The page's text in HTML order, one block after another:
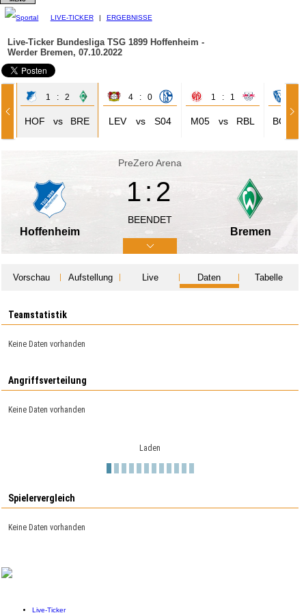
LIVE-TICKER | ERGEBNISSE
Live-Ticker Bundesliga TSG 1899 Hoffenheim -
Werder Bremen, 07.10.2022
1 : 2
HOF vs BRE
4 : 0
LEV vs S04
1 : 1
M05 vs RBL BOC
PreZero Arena
Hoffenheim
1:2
BEENDET
Bremen
Vorschau Aufstellung Live Daten Tabelle
Teamstatistik
Keine Daten vorhanden
Angriffsverteilung
Keine Daten vorhanden
Laden
Spielervergleich
Keine Daten vorhanden
Live-Ticker